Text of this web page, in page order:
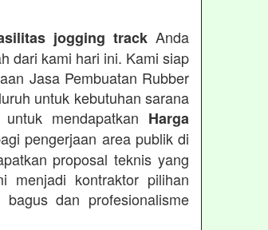
jogging trackAnda
dari kami hari ini. Kami siap
Jasa Pembuatan Rubber
untuk kebutuhan sarana
mendapatkan Harga
pengerjaan area publik di
proposal teknis yang
menjadi kontraktor pilihan
dan profesionalisme